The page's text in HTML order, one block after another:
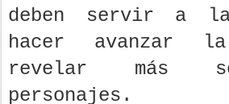
lector en la
deben servir a
hacer avanzar
revelar más